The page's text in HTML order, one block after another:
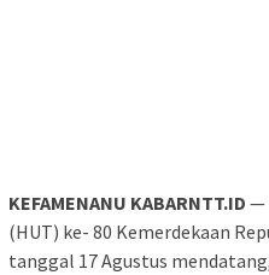
KEFAMENANU KABARNTT.ID —
(HUT) ke- 80 Kemerdekaan
tanggal 17 Agustus